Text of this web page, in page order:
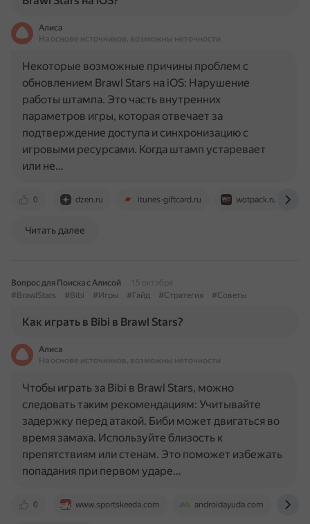
Алиса
На основе источников, возможны неточности
0 dzen.ru itunes-giftcard.ru wotpack.ru
Некоторые возможные причины проблем с
обновлением Brawl Stars на iOS: Нарушение
работы штампа. Это часть внутренних
параметров игры, которая отвечает за
подтверждение доступа и синхронизацию с
игровыми ресурсами. Когда штамп устаревает
или не…
Читать далее
Вопрос для Поиска с Алисой
15 октября
#BrawlStars
#Bibi #Игры #Гайд #Стратегия #Советы
Как играть в Bibi в Brawl Stars?
Алиса
На основе источников, возможны неточности
0 www.sportskeeda.com androidayuda.com
Чтобы играть за Bibi в Brawl Stars, можно
следовать таким рекомендациям: Учитывайте
задержку перед атакой. Биби может двигаться во
время замаха. Используйте близость к
препятствиям или стенам. Это поможет избежать
попадания при первом ударе…